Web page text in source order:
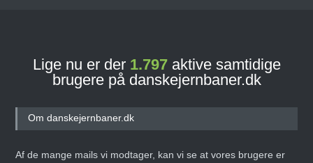
Lige nu er der 1.797aktive samtidige
brugere på danskejernbaner.dk
Om danskejernbaner.dk
Af de mange mails vi modtager, kan vi se at vores brugere er